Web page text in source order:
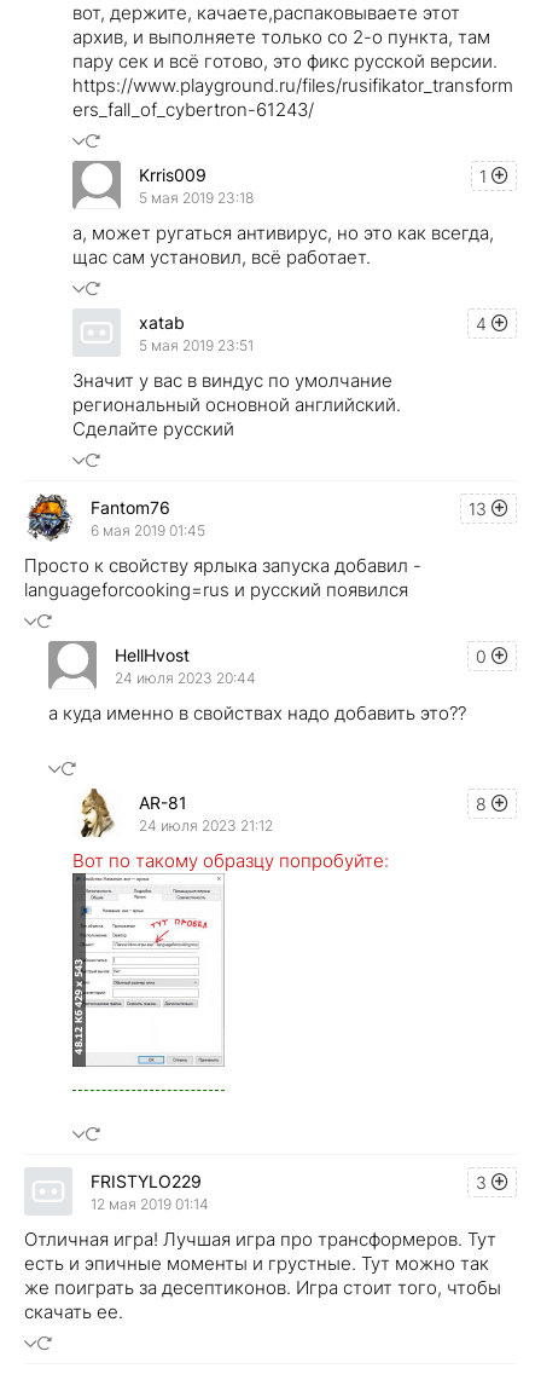
вот, держите, качаете,распаковываете этот
архив, и выполняете только со 2-о пункта, там
пару сек и всё готово, это фикс русской версии.
https://www.playground.ru/files/rusifikator_transform
ers_fall_of_cybertron-61243/
1
Krris009
5 мая 2019 23:18
а, может ругаться антивирус, но это как всегда,
щас сам установил, всё работает.
4
xatab
5 мая 2019 23:51
Значит у вас в виндус по умолчание
региональный основной английский.
Сделайте русский
13
Fantom76
6 мая 2019 01:45
Просто к свойству ярлыка запуска добавил -
languageforcooking=rus и русский появился
0
HellHvost
24 июля 2023 20:44
а куда именно в свойствах надо добавить это??
8
AR-81
24 июля 2023 21:12
Вот по такому образцу попробуйте:
3
FRISTYLO229
12 мая 2019 01:14
Отличная игра! Лучшая игра про трансформеров. Тут
есть и эпичные моменты и грустные. Тут можно так
же поиграть за десептиконов. Игра стоит того, чтобы
скачать ее.